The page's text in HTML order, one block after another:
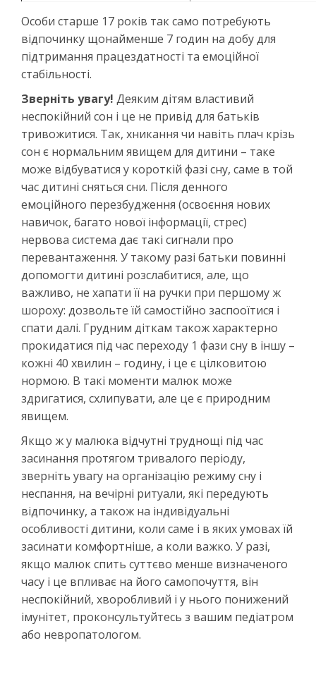
Особи старше 17 років так само потребують
відпочинку щонайменше 7 годин на добу для
підтримання працездатності та емоційної
стабільності.
Зверніть увагу! Деяким дітям властивий
неспокійний сон і це не привід для батьків
тривожитися. Так, хникання чи навіть плач крізь
сон є нормальним явищем для дитини – таке
може відбуватися у короткій фазі сну, саме в той
час дитині сняться сни. Після денного
емоційного перезбудження (освоєння нових
навичок, багато нової інформації, стрес)
нервова система дає такі сигнали про
перевантаження. У такому разі батьки повинні
допомогти дитині розслабитися, але, що
важливо, не хапати її на ручки при першому ж
шороху: дозвольте їй самостійно заспооїтися і
спати далі. Грудним діткам також характерно
прокидатися під час переходу 1 фази сну в іншу –
кожні 40 хвилин – годину, і це є цілковитою
нормою. В такі моменти малюк може
здригатися, схлипувати, але це є природним
явищем.
Якщо ж у малюка відчутні труднощі під час
засинання протягом тривалого періоду,
зверніть увагу на організацію режиму сну і
неспання, на вечірні ритуали, які передують
відпочинку, а також на індивідуальні
особливості дитини, коли саме і в яких умовах їй
засинати комфортніше, а коли важко. У разі,
якщо малюк спить суттєво менше визначеного
часу і це впливає на його самопочуття, він
неспокійний, хворобливий і у нього понижений
імунітет, проконсультуйтесь з вашим педіатром
або невропатологом.